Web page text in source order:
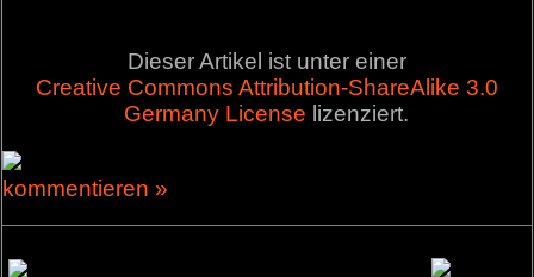
Dieser Artikel ist unter einer
Creative Commons Attribution-ShareAlike 3.0
Germany License lizenziert.
kommentieren »